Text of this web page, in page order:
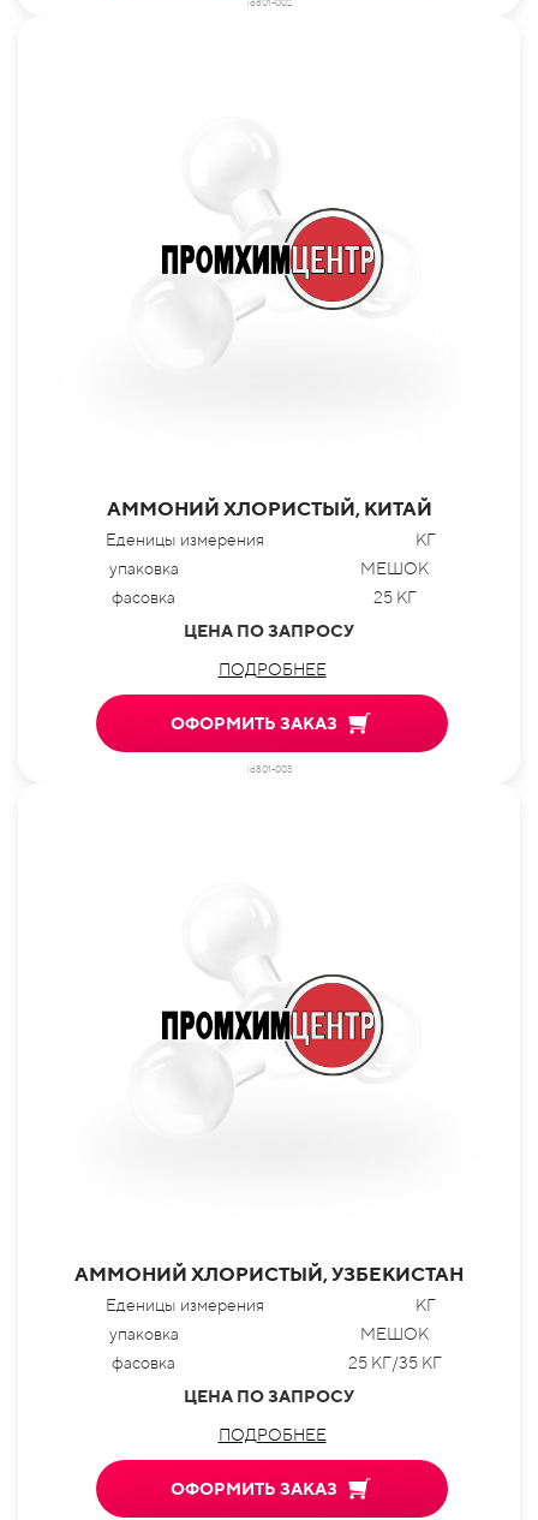
id801-002
АММОНИЙ ХЛОРИСТЫЙ, КИТАЙ
Еденицы измерения
КГ
упаковка
МЕШОК
фасовка
25 КГ
ЦЕНА ПО ЗАПРОСУ
ПОДРОБНЕЕ
ОФОРМИТЬ ЗАКАЗ
id801-003
АММОНИЙ ХЛОРИСТЫЙ, УЗБЕКИСТАН
Еденицы измерения
КГ
упаковка
МЕШОК
фасовка
25 КГ/35 КГ
ЦЕНА ПО ЗАПРОСУ
ПОДРОБНЕЕ
ОФОРМИТЬ ЗАКАЗ